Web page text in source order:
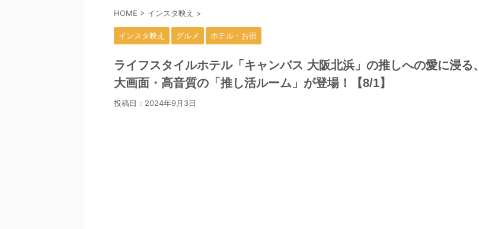
HOME > インスタ映え >
インスタ映え グルメ ホテル・お宿
ライフスタイルホテル「キャンバス 大阪北浜」の推しへの愛に浸る、
大画面・高音質の「推し活ルーム」が登場！【8/1】
投稿日： 2024年9月3日